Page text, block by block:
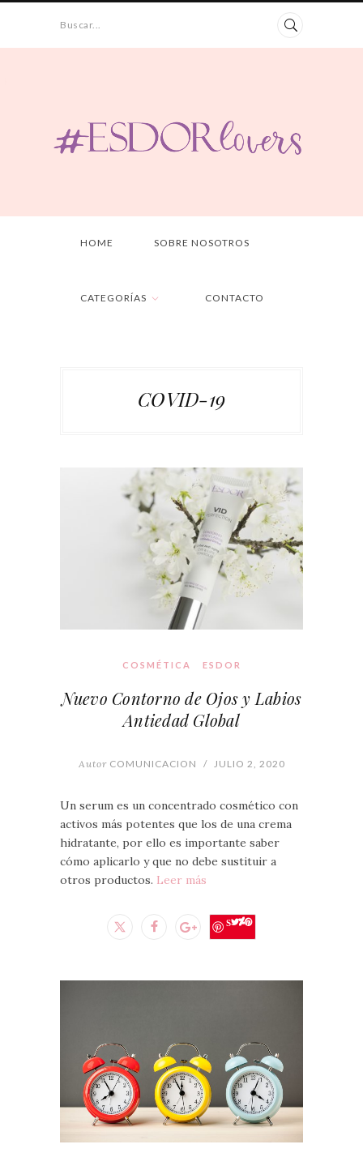
Buscar...
HOME SOBRE NOSOTROS
CATEGORÍAS CONTACTO
COVID-19
COSMÉTICA ESDOR
Nuevo Contorno de Ojos y Labios
Antiedad Global
AutorCOMUNICACION / JULIO 2, 2020
Un serum es un concentrado cosmético con
activos más potentes que los de una crema
hidratante, por ello es importante saber
cómo aplicarlo y que no debe sustituir a
otros productos. Leer más
Save